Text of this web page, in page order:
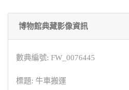
博物館典藏影像資訊
數典編號: FW_0076445
標題: 牛車搬運